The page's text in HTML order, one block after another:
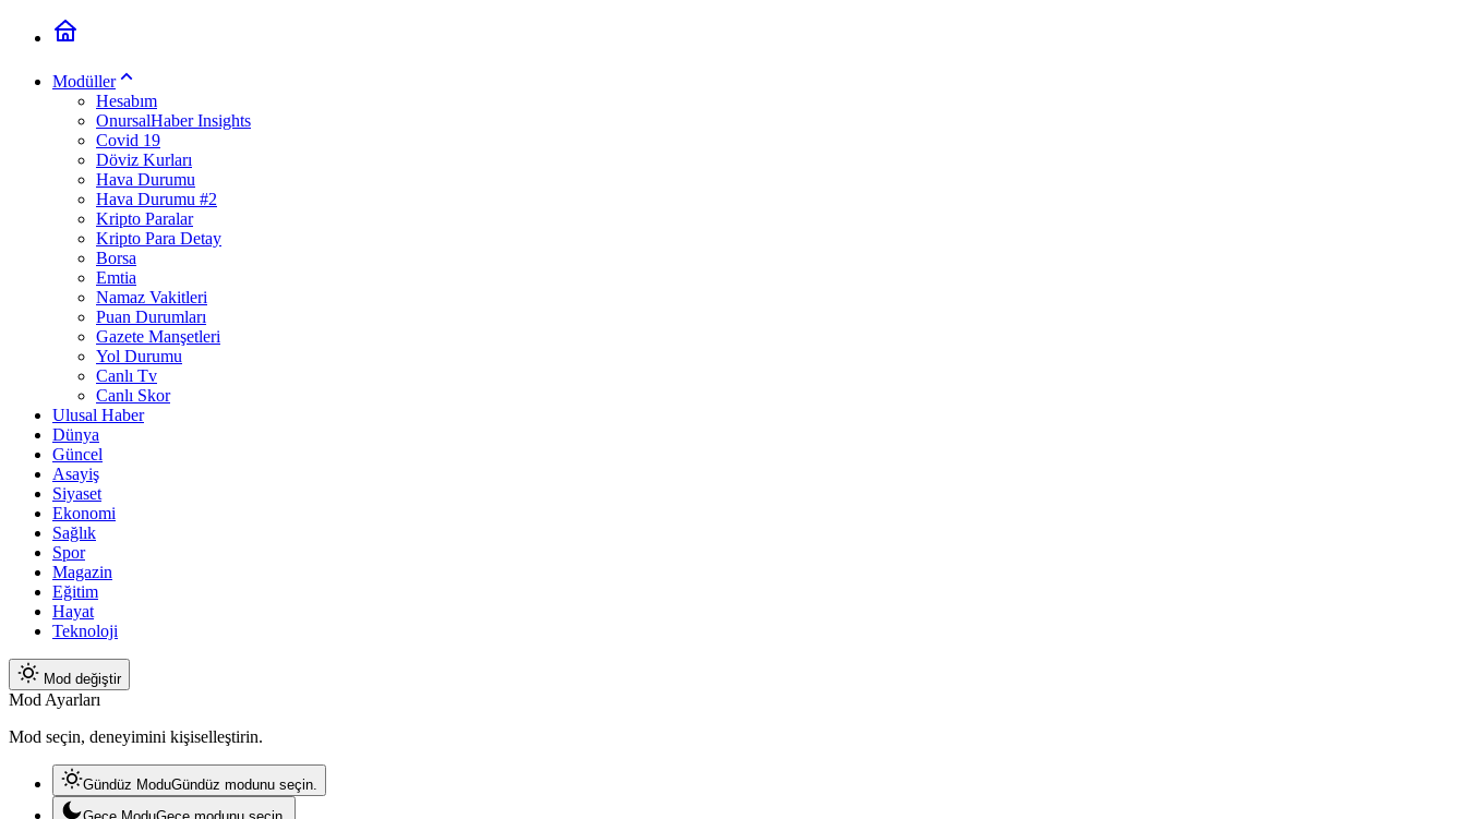
Modüller
Hesabım
OnursalHaber Insights
Covid 19
Döviz Kurları
Hava Durumu
Hava Durumu #2
Kripto Paralar
Kripto Para Detay
Borsa
Emtia
Namaz Vakitleri
Puan Durumları
Gazete Manşetleri
Yol Durumu
Canlı Tv
Canlı Skor
Ulusal Haber
Dünya
Güncel
Asayiş
Siyaset
Ekonomi
Sağlık
Spor
Magazin
Eğitim
Hayat
Teknoloji
Mod değiştir
Mod Ayarları
Mod seçin, deneyimini kişiselleştirin.
Gündüz ModuGündüz modunu seçin.